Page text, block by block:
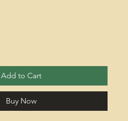
Add to Cart
Buy Now